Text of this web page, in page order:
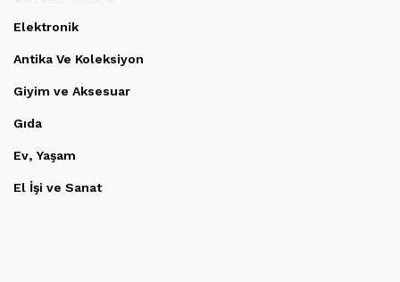
Elektronik
Antika Ve Koleksiyon
Giyim ve Aksesuar
Gıda
Ev, Yaşam
El İşi ve Sanat